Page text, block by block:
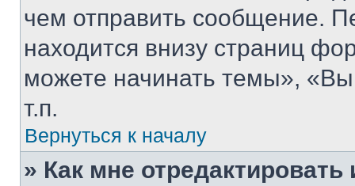
чем отправить сообщение.
находится внизу страниц
можете начинать темы»,
т.п.
Вернуться к началу
» Как мне